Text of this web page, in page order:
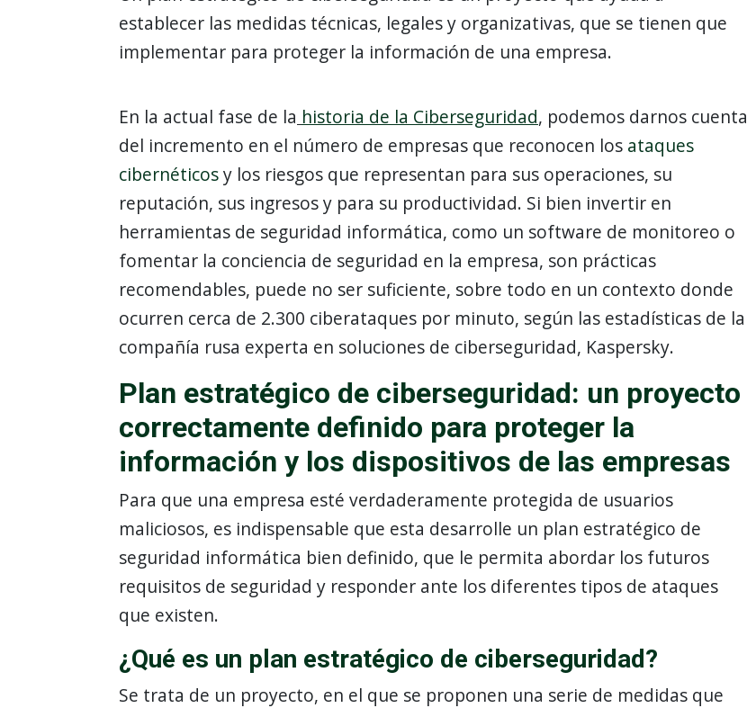
establecer las medidas técnicas, legales y organizativas, que se tienen que
implementar para proteger la información de una empresa.
En la actual fase de la historia de la Ciberseguridad, podemos darnos cuenta
del incremento en el número de empresas que reconocen los ataques
cibernéticosy los riesgos que representan para sus operaciones, su
reputación, sus ingresos y para su productividad. Si bien invertir en
herramientas de seguridad informática, como un software de monitoreo o
fomentar la conciencia de seguridad en la empresa, son prácticas
recomendables, puede no ser suficiente, sobre todo en un contexto donde
ocurren cerca de 2.300 ciberataques por minuto, según las estadísticas de la
compañía rusa experta en soluciones de ciberseguridad, Kaspersky.
Plan estratégico de ciberseguridad: un proyecto
correctamente definido para proteger la
información y los dispositivos de las empresas
Para que una empresa esté verdaderamente protegida de usuarios
maliciosos, es indispensable que esta desarrolle un plan estratégico de
seguridad informática bien definido, que le permita abordar los futuros
requisitos de seguridad y responder ante los diferentes tipos de ataques
que existen.
¿Qué es un plan estratégico de ciberseguridad?
Se trata de un proyecto, en el que se proponen una serie de medidas que